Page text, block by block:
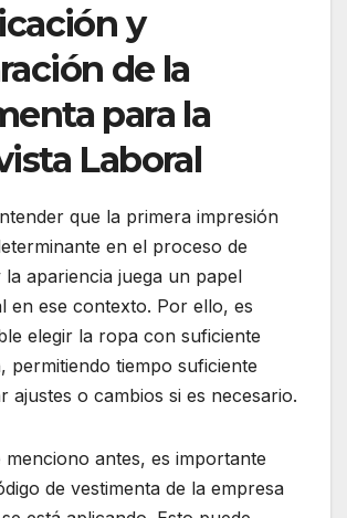
y
de la
para la
Laboral
que la primera impresión
en el proceso de
apariencia juega un papel
en ese contexto. Por ello, es
elegir la ropa con suficiente
permitiendo tiempo suficiente
ajustes o cambios si es necesario.
menciono antes, es importante
de vestimenta de la empresa